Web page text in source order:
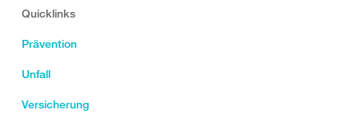
Quicklinks
Prävention
Unfall
Versicherung